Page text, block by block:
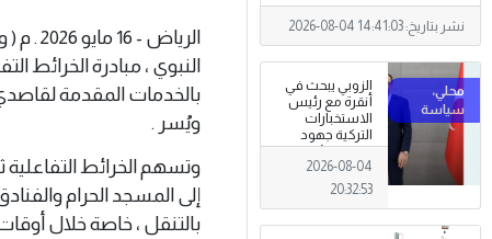
نشر بتاريخ:2026-08-04 14:41:03
الزوبي يبحث في
أنقرة مع رئيس
الاستخبارات
التركية جهود
توحيد المؤسسة
العسكرية على
أسس مهنية
2026-08-04
20:32:53
النبوي ، مبادرة الخرائط
بالخدمات المقدمة
ويُسر .
وتسهم الخرائط التفاعلية
إلى المسجد الحرام
بالتنقل ، خاصة خلال